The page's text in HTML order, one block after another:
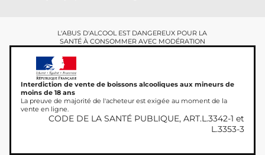
L'ABUS D'ALCOOL EST DANGEREUX POUR LA
SANTÉ À CONSOMMER AVEC MODÉRATION
Interdiction de vente de boissons alcooliques aux mineurs de
moins de 18 ans
La preuve de majorité de l'acheteur est exigée au moment de la
vente en ligne.
CODE DE LA SANTÉ PUBLIQUE, ART.L.3342-1 et
L.3353-3